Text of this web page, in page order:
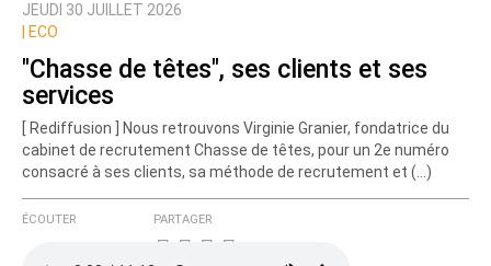
JEUDI 30 JUILLET 2026
ECO
"Chasse de têtes", ses clients et ses
services
[ Rediffusion ] Nous retrouvons Virginie Granier, fondatrice du
cabinet de recrutement Chasse de têtes, pour un 2e numéro
consacré à ses clients, sa méthode de recrutement et (…)
ÉCOUTER PARTAGER